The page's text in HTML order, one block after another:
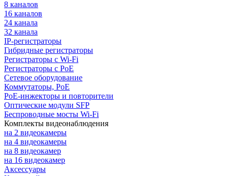
8 каналов
16 каналов
24 канала
32 канала
IP-регистраторы
Гибридные регистраторы
Регистраторы с Wi-Fi
Регистраторы с PoE
Сетевое оборудование
Коммутаторы, PoE
PoE-инжекторы и повторители
Оптические модули SFP
Беспроводные мосты Wi-Fi
Комплекты видеонаблюдения
на 2 видеокамеры
на 4 видеокамеры
на 8 видеокамер
на 16 видеокамер
Аксессуары